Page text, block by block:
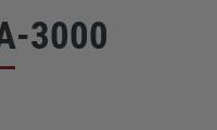
3000